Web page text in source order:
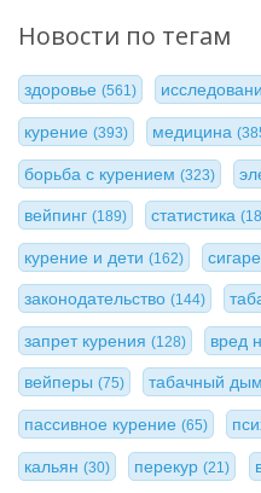
Новости по тегам
здоровье (561)
курение (393) медицина
борьба с курением (323)
вейпинг (189) статистика
курение и дети (162)
законодательство (144)
запрет курения (128) вред
вейперы (75) табачный
пассивное курение (65)
кальян (30) перекур(21)